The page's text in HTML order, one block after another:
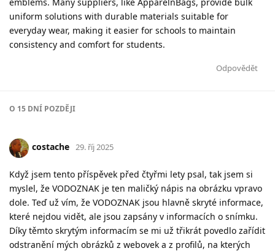
uniform solutions with durable materials suitable for
everyday wear, making it easier for schools to maintain
consistency and comfort for students.
Odpovědět
O 15 DNÍ POZDĚJI
costache 29. říj 2025
Když jsem tento příspěvek před čtyřmi lety psal, tak jsem si
myslel, že VODOZNAK je ten maličký nápis na obrázku vpravo
dole. Teď už vím, že VODOZNAK jsou hlavně skryté informace,
které nejdou vidět, ale jsou zapsány v informacích o snímku.
Díky těmto skrytým informacím se mi už třikrát povedlo zařídit
odstranění mých obrázků z webovek a z profilů, na kterých